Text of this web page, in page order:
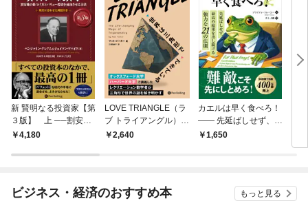
新 賢明なる投資家【第
３版】 上 ──割安株
の見つけ方とバリュー
4,180
LOVE TRIANGLE（ラ
ブ トライアングル）―
―世界は三角形ででき
2,640
カエルは早く食べろ！
―― 先延ばしせず、最
高の結果を出し続ける
1,650
ビジネス・経済のおすすめ本 もっと見る